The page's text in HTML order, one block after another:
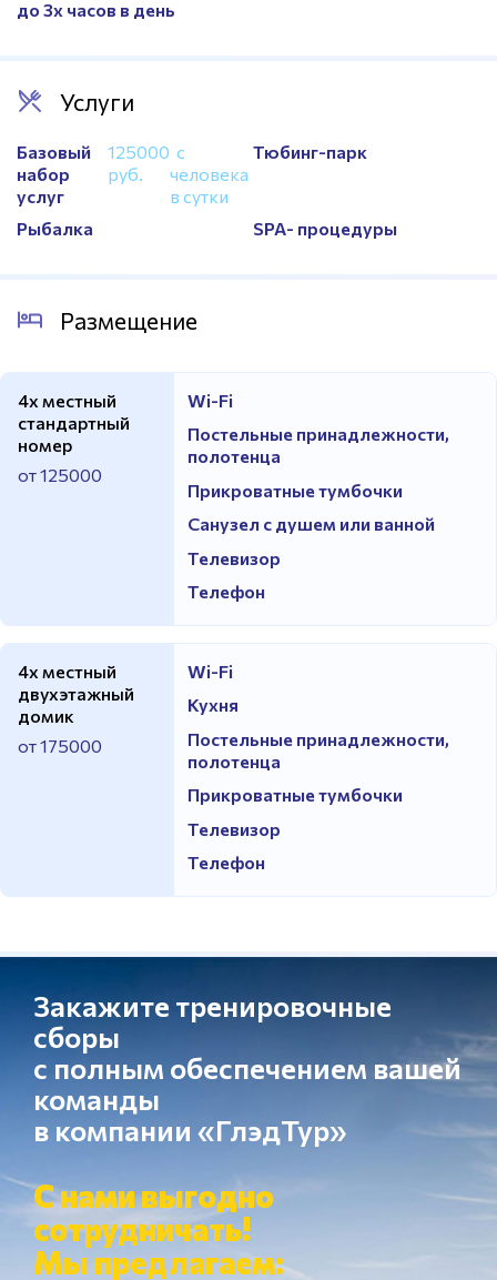
Трибуны
На 170 мест
Борцовский ковер
Ринг
Есть
Покрытие - синтетика
Есть
до 3х часов в день
Услуги
Базовый
набор
услуг
125000
руб.
с
человека
в сутки
Тюбинг-парк
Рыбалка SPA- процедуры
Размещение
4х местный
стандартный
номер
от 125000
Wi-Fi
Постельные принадлежности,
полотенца
Прикроватные тумбочки
Санузел с душем или ванной
Телевизор
Телефон
4х местный
двухэтажный
домик
от 175000
Wi-Fi
Кухня
Постельные принадлежности,
полотенца
Прикроватные тумбочки
Телевизор
Телефон
Закажите тренировочные
сборы
с полным обеспечением вашей
команды
в компании «ГлэдТур»
С нами выгодно
сотрудничать!
Мы предлагаем: